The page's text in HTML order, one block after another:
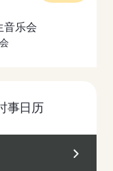
音乐会
事日历